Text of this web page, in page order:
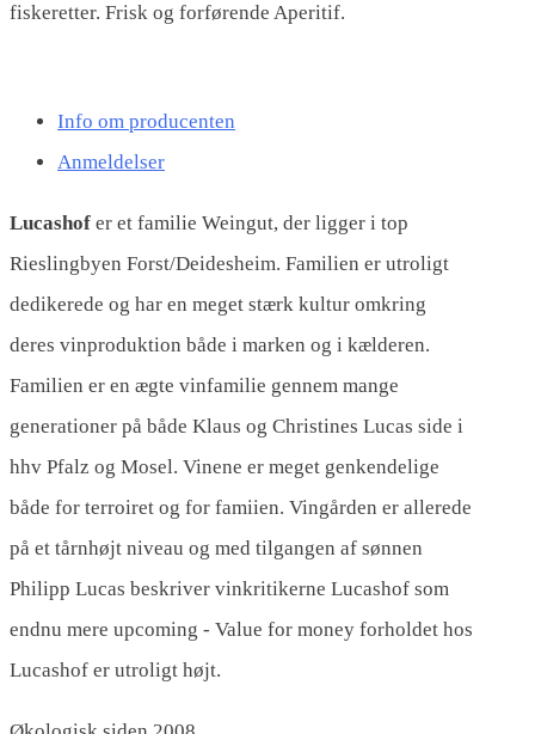
fiskeretter. Frisk og forførende Aperitif.
Info om producenten
Anmeldelser
Lucashof er et familie Weingut, der ligger i top
Rieslingbyen Forst/Deidesheim. Familien er utroligt
dedikerede og har en meget stærk kultur omkring
deres vinproduktion både i marken og i kælderen.
Familien er en ægte vinfamilie gennem mange
generationer på både Klaus og Christines Lucas side i
hhv Pfalz og Mosel. Vinene er meget genkendelige
både for terroiret og for famiien. Vingården er allerede
på et tårnhøjt niveau og med tilgangen af sønnen
Philipp Lucas beskriver vinkritikerne Lucashof som
endnu mere upcoming - Value for money forholdet hos
Lucashof er utroligt højt.